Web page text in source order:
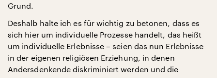
Grund.
Deshalb halte ich es für wichtig zu betonen, dass es
sich hier um individuelle Prozesse handelt, das heißt
um individuelle Erlebnisse – seien das nun Erlebnisse
in der eigenen religiösen Erziehung, in denen
Andersdenkende diskriminiert werden und die